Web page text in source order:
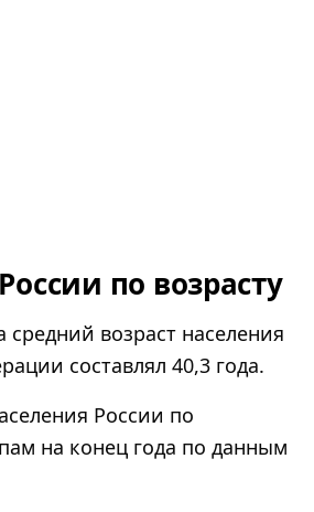
по возрасту
средний возраст населения
составлял 40,3 года.
России по
на конец года по данным